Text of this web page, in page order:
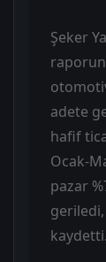
Şeker
adete
hafif
Ocak-
pazar
kaydetti.